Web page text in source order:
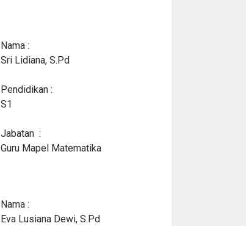
Nama :
Sri Lidiana, S.Pd
Pendidikan :
S1
Jabatan :
Guru Mapel Matematika
Nama :
Eva Lusiana Dewi, S.Pd